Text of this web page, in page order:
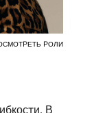
РОЛИ
В